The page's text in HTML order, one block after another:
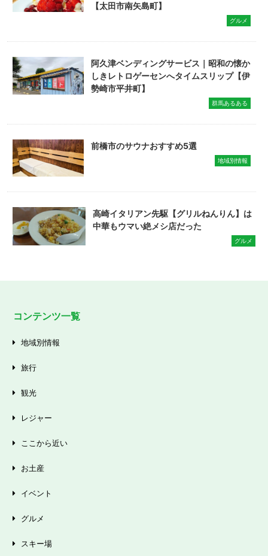
【太田市南矢島町】
グルメ
阿久津ベンディングサービス｜昭和の懐か
しきレトロゲーセンへタイムスリップ【伊
勢崎市平井町】
群馬あるある
前橋市のサウナおすすめ5選
地域別情報
高崎イタリアン先駆【グリルねんりん】は
中華もウマい絶メシ店だった
グルメ
コンテンツ一覧
地域別情報
旅行
観光
レジャー
ここから近い
お土産
イベント
グルメ
スキー場